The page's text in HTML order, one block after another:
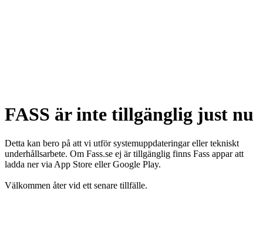
FASS är inte tillgänglig just nu
Detta kan bero på att vi utför systemuppdateringar eller tekniskt
underhållsarbete. Om Fass.se ej är tillgänglig finns Fass appar att
ladda ner via App Store eller Google Play.
Välkommen åter vid ett senare tillfälle.